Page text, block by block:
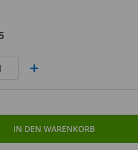
IN DEN WARENKORB